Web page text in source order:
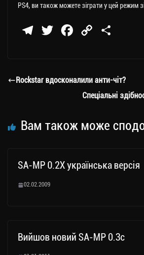
PS4, ви також можете зіграти у цей режим
Te
a
T
er
Fa
ok
C
Li
nk
ли
ти
Rockstar вдосконалили анти-чіт?
Спеціальні
Вам також може
SA-MP 0.2X українська версія
02.02.2009
Вийшов новий SA-MP 0.3c